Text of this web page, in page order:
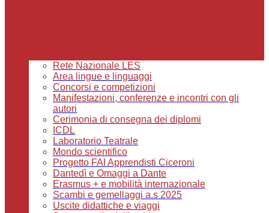
Rete Nazionale LES
Area lingue e linguaggi
Concorsi e competizioni
Manifestazioni, conferenze e incontri con gli
autori
Cerimonia di consegna dei diplomi
ICDL
Laboratorio Teatrale
Mondo scientifico
Progetto FAI Apprendisti Ciceroni
Dantedì e Omaggi a Dante
Erasmus + e mobilità internazionale
Scambi e gemellaggi a.s 2025
Uscite didattiche e viaggi